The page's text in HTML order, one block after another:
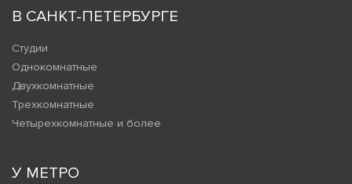
В САНКТ-ПЕТЕРБУРГЕ
Студии
Однокомнатные
Двухкомнатные
Трехкомнатные
Четырехкомнатные и более
У МЕТРО